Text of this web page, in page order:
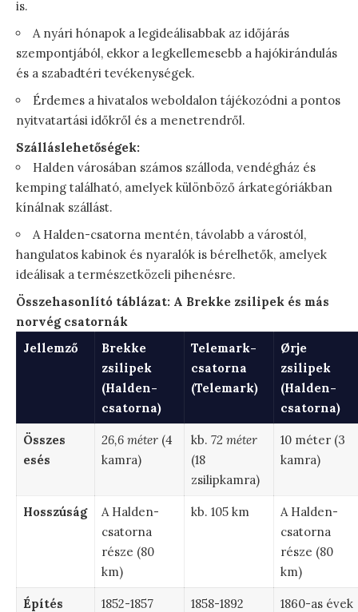
is.
A nyári hónapok a legideálisabbak az időjárás
szempontjából, ekkor a legkellemesebb a hajókirándulás
és a szabadtéri tevékenységek.
Érdemes a hivatalos weboldalon tájékozódni a pontos
nyitvatartási időkről és a menetrendről.
Szálláslehetőségek:
Halden városában számos szálloda, vendégház és
kemping található, amelyek különböző árkategóriákban
kínálnak szállást.
A Halden-csatorna mentén, távolabb a várostól,
hangulatos kabinok és nyaralók is bérelhetők, amelyek
ideálisak a természetközeli pihenésre.
Összehasonlító táblázat: A Brekke zsilipek és más
norvég csatornák
Jellemző
Brekke
zsilipek
(Halden-
csatorna)
Telemark-
csatorna
(Telemark)
Ørje
zsilipek
(Halden-
csatorna)
Összes
esés
26,6 méter(4
kamra)
kb. 72 méter
(18
zsilipkamra)
10 méter (3
kamra)
Hosszúság
A Halden-
csatorna
része (80
km)
kb. 105 km
A Halden-
csatorna
része (80
km)
Építés
1852-1857 1858-1892 1860-as évek